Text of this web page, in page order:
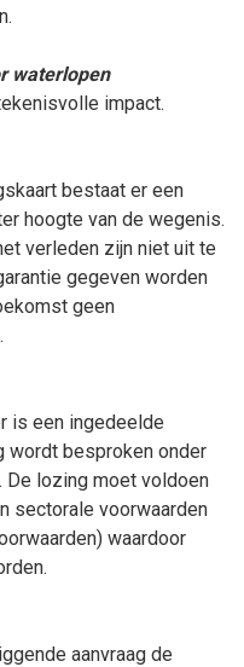
waterlopen
impact.
bestaat er een
hoogte van de wegenis.
verleden zijn niet uit te
gegeven worden
geen
is een ingedeelde
wordt besproken onder
De lozing moet voldoen
sectorale voorwaarden
waardoor
aanvraag de